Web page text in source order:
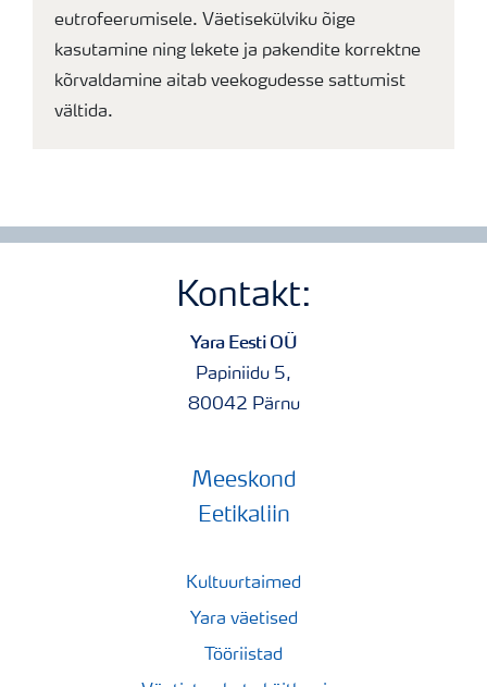
eutrofeerumisele. Väetisekülviku õige
kasutamine ning lekete ja pakendite korrektne
kõrvaldamine aitab veekogudesse sattumist
vältida.
Kontakt:
Yara Eesti OÜ
Papiniidu 5,
80042 Pärnu
Meeskond
Eetikaliin
Kultuurtaimed
Yara väetised
Tööriistad